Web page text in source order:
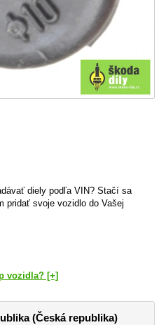
diely podľa VIN? Stačí sa
pridať svoje vozidlo do Vašej
vozidla? [+]
(Česká republika)